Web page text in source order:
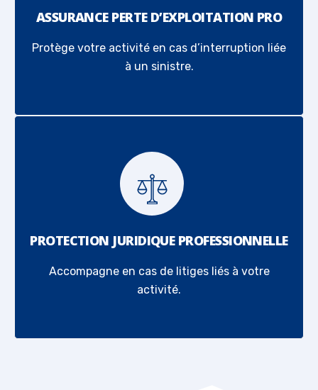
ASSURANCE PERTE D’EXPLOITATION PRO
Protège votre activité en cas d’interruption liée
à un sinistre.
PROTECTION JURIDIQUE PROFESSIONNELLE
Accompagne en cas de litiges liés à votre
activité.